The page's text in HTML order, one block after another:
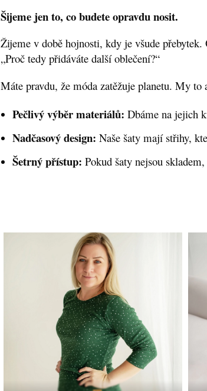
Šijeme jen to, co budete opravdu nosit.
Žijeme v době hojnosti, kdy je všude
„Proč tedy přidáváte další oblečení?“
Máte pravdu, že móda zatěžuje planetu. My to
Pečlivý výběr materiálů: Dbáme na jejich
Nadčasový design: Naše šaty mají střihy,
Šetrný přístup: Pokud šaty nejsou